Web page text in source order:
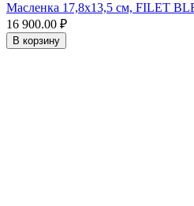
Масленка 17,8x13,5 см, FILET
16 900.00 ₽
В корзину